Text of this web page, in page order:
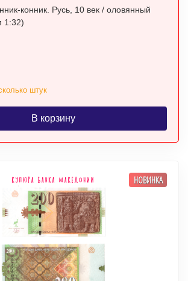
конник. Русь, 10 век / оловянный
1:32)
штук
В корзину
НОВИНКА